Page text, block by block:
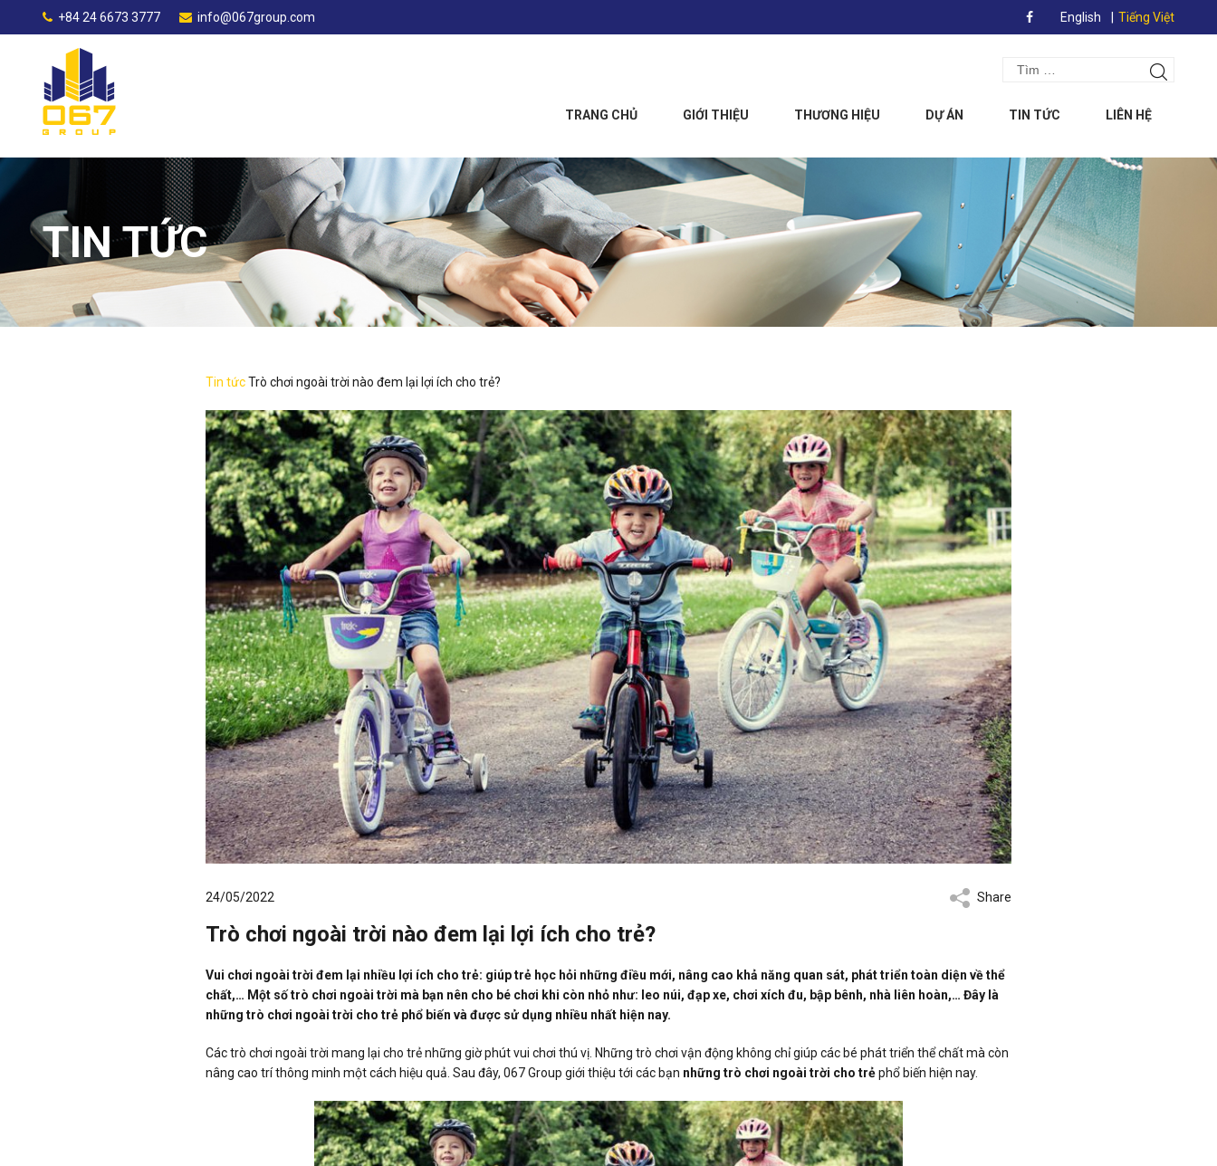
+84 24 6673 3777 info@067group.com English Tiếng Việt
Search
Tìm
TRANG CHỦ
GIỚI THIỆU THƯƠNG HIỆU DỰ ÁN TIN TỨC LIÊN HỆ
TIN TỨC
Tin tứcTrò chơi ngoài trời nào đem lại lợi ích cho trẻ?
24/05/2022 Share
Trò chơi ngoài trời nào đem lại lợi ích cho trẻ?
Vui chơi ngoài trời đem lại nhiều lợi ích cho trẻ: giúp trẻ học hỏi những điều mới, nâng cao khả năng quan sát, phát triển toàn diện về thể
chất,… Một số trò chơi ngoài trời mà bạn nên cho bé chơi khi còn nhỏ như: leo núi, đạp xe, chơi xích đu, bập bênh, nhà liên hoàn,… Đây là
những trò chơi ngoài trời cho trẻ phổ biến và được sử dụng nhiều nhất hiện nay.
Các trò chơi ngoài trời mang lại cho trẻ những giờ phút vui chơi thú vị. Những trò chơi vận động không chỉ giúp các bé phát triển thể chất mà còn
nâng cao trí thông minh một cách hiệu quả. Sau đây, 067 Group giới thiệu tới các bạn những trò chơi ngoài trời cho trẻphổ biến hiện nay.